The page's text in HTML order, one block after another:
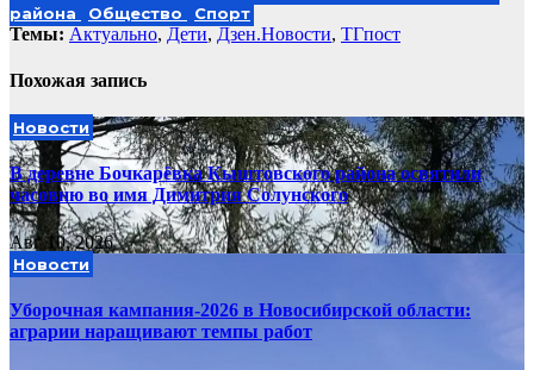
района
Общество Спорт
Темы: Актуально, Дети, Дзен.Новости, ТГпост
Похожая запись
Новости
В деревне Бочкарёвка Кыштовского района освятили
часовню во имя Димитрия Солунского
Авг 10, 2026
Новости
Уборочная кампания‑2026 в Новосибирской области:
аграрии наращивают темпы работ